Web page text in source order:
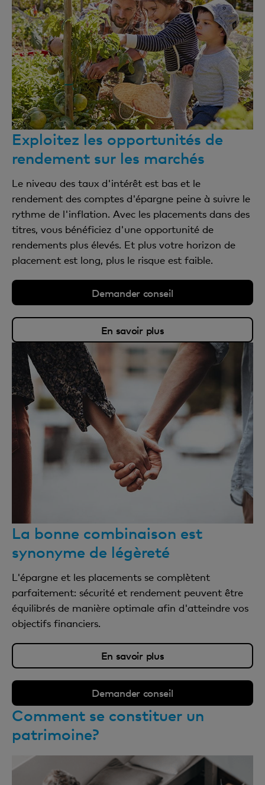
Exploitez les opportunités de
rendement sur les marchés
Le niveau des taux d'intérêt est bas et le
rendement des comptes d'épargne peine à suivre le
rythme de l'inflation. Avec les placements dans des
titres, vous bénéficiez d'une opportunité de
rendements plus élevés. Et plus votre horizon de
placement est long, plus le risque est faible.
Demander conseil
En savoir plus
La bonne combinaison est
synonyme de légèreté
L'épargne et les placements se complètent
parfaitement: sécurité et rendement peuvent être
équilibrés de manière optimale afin d'atteindre vos
objectifs financiers.
En savoir plus
Demander conseil
Comment se constituer un
patrimoine?